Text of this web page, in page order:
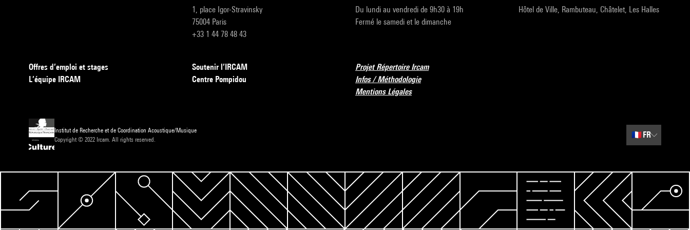
1, place Igor-Stravinsky
75004 Paris
+33 1 44 78 48 43
Du lundi au vendredi de 9h30 à 19h
Fermé le samedi et le dimanche
Hôtel de Ville, Rambuteau, Châtelet, Les Halles
Offres d’emploi et stages
L’équipe IRCAM
Soutenir l’IRCAM
Centre Pompidou
Projet Répertoire Ircam
Infos / Méthodologie
Mentions Légales
Institut de Recherche et de Coordination Acoustique/Musique
Copyright © 2022 Ircam. All rights reserved.
🇫🇷 FR